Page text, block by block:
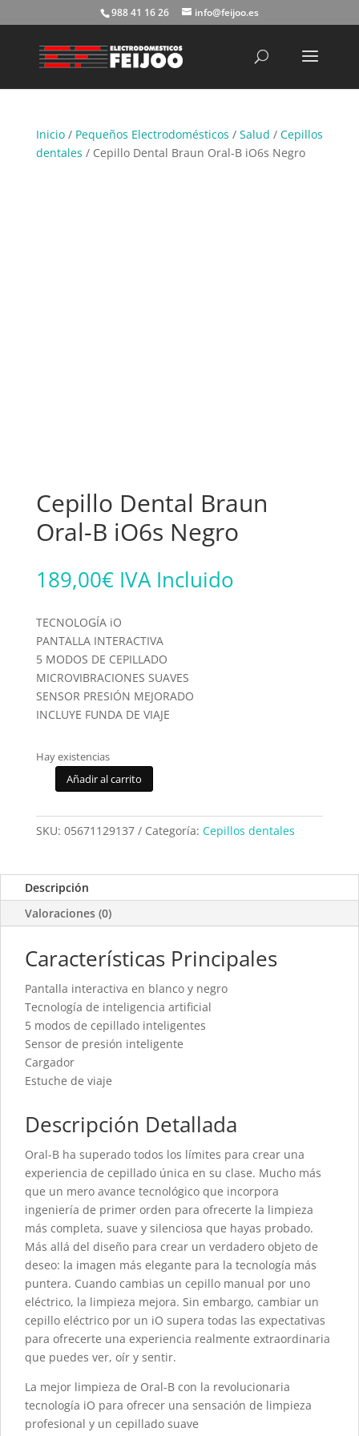
988 41 16 26 info@feijoo.es
Inicio/ Pequeños Electrodomésticos / Salud / Cepillos
dentales / Cepillo Dental Braun Oral-B iO6s Negro
Cepillo Dental Braun
Oral-B iO6s Negro
189,00€ IVA Incluido
TECNOLOGÍA iO
PANTALLA INTERACTIVA
5 MODOS DE CEPILLADO
MICROVIBRACIONES SUAVES
SENSOR PRESIÓN MEJORADO
INCLUYE FUNDA DE VIAJE
Hay existencias
Cepillo
Braun
iO6s
Negro
cantidad
Añadir al carrito
SKU: 05671129137 Categoría: Cepillos dentales
Descripción
Valoraciones (0)
Características Principales
Pantalla interactiva en blanco y negro
Tecnología de inteligencia artificial
5 modos de cepillado inteligentes
Sensor de presión inteligente
Cargador
Estuche de viaje
Descripción Detallada
Oral-B ha superado todos los límites para crear una
experiencia de cepillado única en su clase. Mucho más
que un mero avance tecnológico que incorpora
ingeniería de primer orden para ofrecerte la limpieza
más completa, suave y silenciosa que hayas probado.
Más allá del diseño para crear un verdadero objeto de
deseo: la imagen más elegante para la tecnología más
puntera. Cuando cambias un cepillo manual por uno
eléctrico, la limpieza mejora. Sin embargo, cambiar un
cepillo eléctrico por un iO supera todas las expectativas
para ofrecerte una experiencia realmente extraordinaria
que puedes ver, oír y sentir.
La mejor limpieza de Oral-B con la revolucionaria
tecnología iO para ofrecer una sensación de limpieza
profesional y un cepillado suave